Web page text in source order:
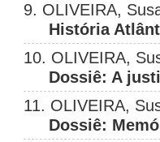
9. OLIVEIRA,
História
10. OLIVEIRA,
Dossiê: A
11. OLIVEIRA,
Dossiê: